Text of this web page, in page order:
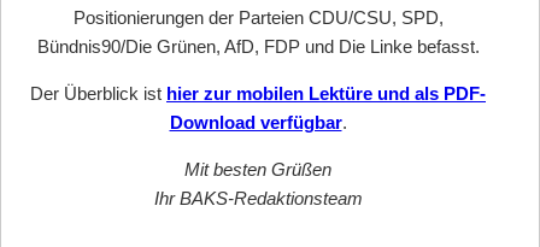
Positionierungen der Parteien CDU/CSU, SPD,
Bündnis90/Die Grünen, AfD, FDP und Die Linke befasst.
Der Überblick ist hier zur mobilen Lektüre und als PDF-
Download verfügbar.
Mit besten Grüßen
Ihr BAKS-Redaktionsteam